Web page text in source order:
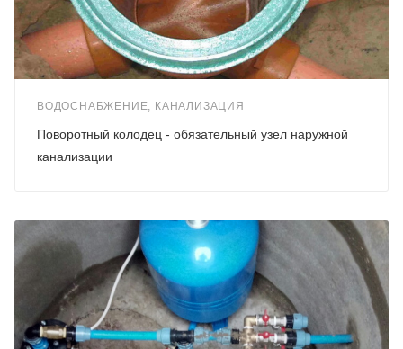
ВОДОСНАБЖЕНИЕ, КАНАЛИЗАЦИЯ
Поворотный колодец - обязательный узел наружной
канализации